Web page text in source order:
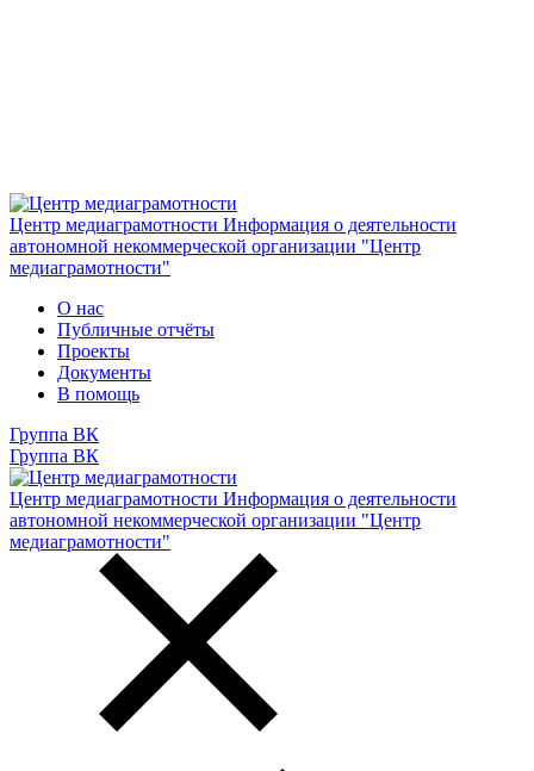
Центр медиаграмотности Информация о деятельности
автономной некоммерческой организации "Центр
медиаграмотности"
О нас
Публичные отчёты
Проекты
Документы
В помощь
Группа ВК
Группа ВК
Центр медиаграмотности Информация о деятельности
автономной некоммерческой организации "Центр
медиаграмотности"